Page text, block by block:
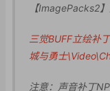
【ImagePacks2】
三觉BUFF立绘补
城与勇士
注意：声音补丁